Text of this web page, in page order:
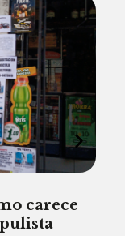
carece